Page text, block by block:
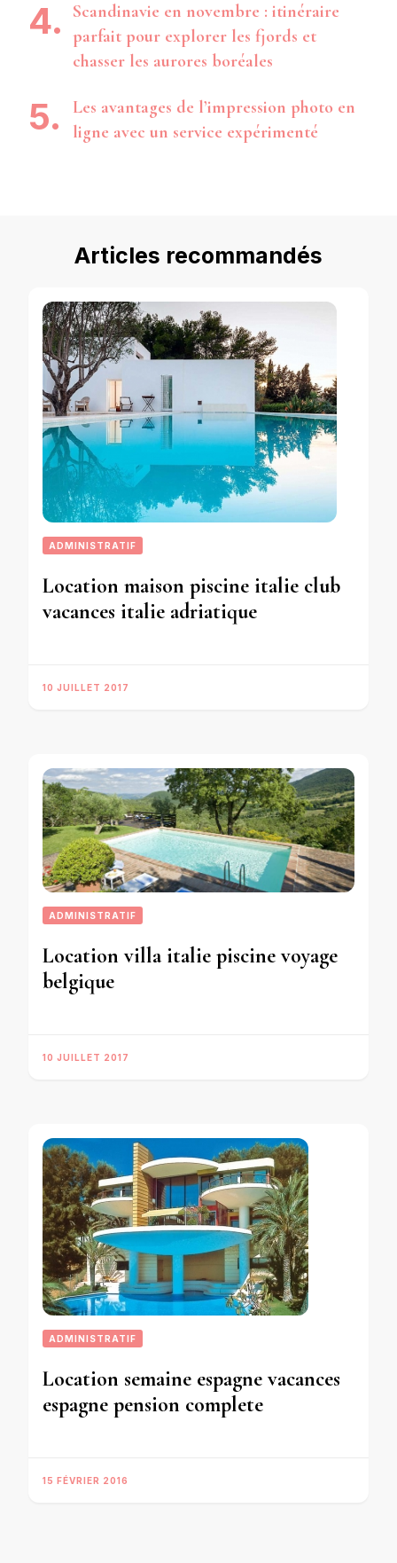
Scandinavie en novembre : itinéraire
parfait pour explorer les fjords et
chasser les aurores boréales
Les avantages de l’impression photo en
ligne avec un service expérimenté
Articles recommandés
ADMINISTRATIF
Location maison piscine italie club
vacances italie adriatique
10 JUILLET 2017
ADMINISTRATIF
Location villa italie piscine voyage
belgique
10 JUILLET 2017
ADMINISTRATIF
Location semaine espagne vacances
espagne pension complete
15 FÉVRIER 2016